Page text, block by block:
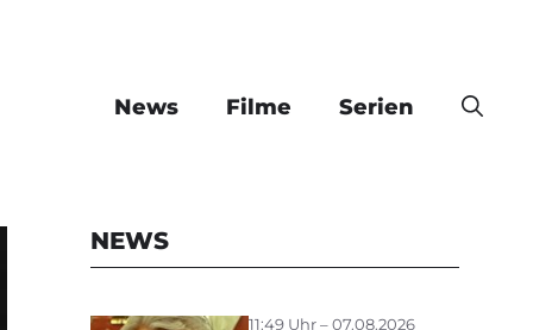
News Filme Serien
NEWS
11:49 Uhr – 07.08.2026